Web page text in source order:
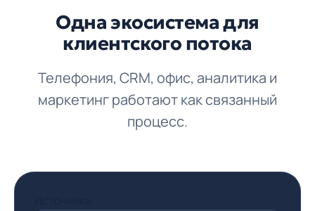
Одна экосистема для
клиентского потока
Телефония, CRM, офис, аналитика и
маркетинг работают как связанный
процесс.